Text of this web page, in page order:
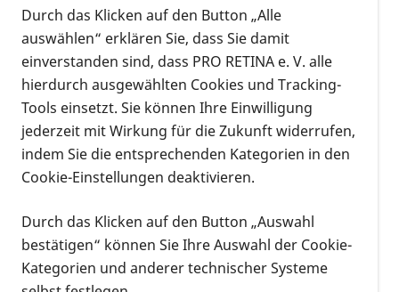
Informationen zum Termin
23.11.2024,
14:00 Uhr–
16:00 Uhr
Veranstaltungsort
Nachbarschaftshaus Gostenhof,
Adam-Klein-Str. 6, 90429
Nürnberg
Sind Sie interessiert an Informationen, Austausch
von Erfahrungen und Geselligkeit?
Die Regionalgruppe Mittelfraken trifft sich am
23.11.2024 von 14-16 Uhr im Nachbarschaftshaus
Gostenhof im kleinen Saal, Adam-Klein-Str. 6, 90429
Nürnberg.
Durch das Klicken auf den Button „Alle
auswählen“ erklären Sie, dass Sie damit
einverstanden sind, dass PRO RETINA e. V. alle
hierdurch ausgewählten Cookies und Tracking-
Tools einsetzt. Sie können Ihre Einwilligung
jederzeit mit Wirkung für die Zukunft widerrufen,
indem Sie die entsprechenden Kategorien in den
Cookie-Einstellungen deaktivieren.
Durch das Klicken auf den Button „Auswahl
bestätigen“ können Sie Ihre Auswahl der Cookie-
Kategorien und anderer technischer Systeme